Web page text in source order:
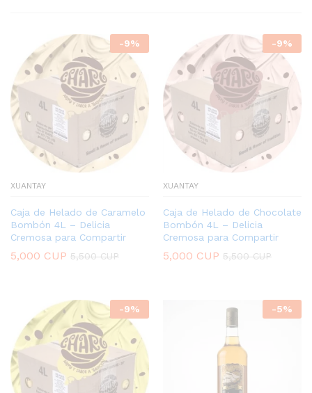
-9%
XUANTAY
Caja de Helado de Caramelo
Bombón 4L – Delicia
Cremosa para Compartir
5,000 CUP 5,500CUP
-9%
XUANTAY
Caja de Helado de Chocolate
Bombón 4L – Delicia
Cremosa para Compartir
5,000 CUP 5,500CUP
-9% -5%